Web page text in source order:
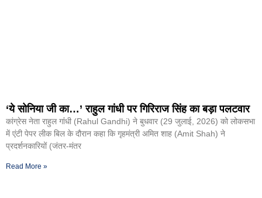
‘ये सोनिया जी का…’ राहुल गांधी पर गिरिराज सिंह का बड़ा पलटवार
कांग्रेस नेता राहुल गांंधी (Rahul Gandhi) ने बुधवार (29 जुलाई, 2026) को लोकसभा
में एंटी पेपर लीक बिल के दौरान कहा कि गृहमंत्री अमित शाह (Amit Shah) ने
प्रदर्शनकारियों (जंतर-मंतर
Read More »